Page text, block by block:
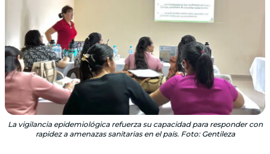
La vigilancia epidemiológica refuerza su capacidad para responder con
rapidez a amenazas sanitarias en el país. Foto: Gentileza